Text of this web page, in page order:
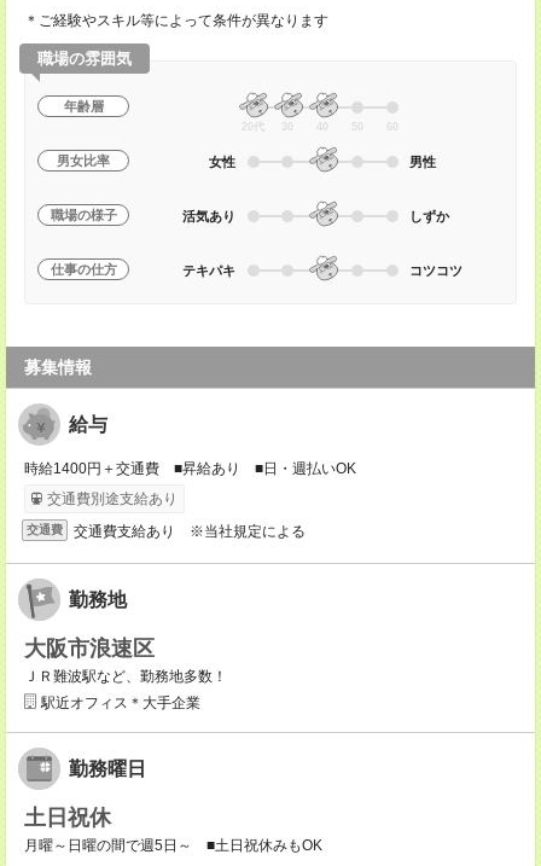
＊ご経験やスキル等によって条件が異なります
職場の雰囲気
年齢層
20代 30 40 50 60
男女比率 女性 男性
職場の様子 活気あり しずか
仕事の仕方 テキパキ コツコツ
募集情報
給与
時給1400円＋交通費 ■昇給あり ■日・週払いOK
交通費別途支給あり
交通費 交通費支給あり ※当社規定による
勤務地
大阪市浪速区
ＪＲ難波駅など、勤務地多数！
駅近オフィス＊大手企業
勤務曜日
土日祝休
月曜～日曜の間で週5日～ ■土日祝休みもOK